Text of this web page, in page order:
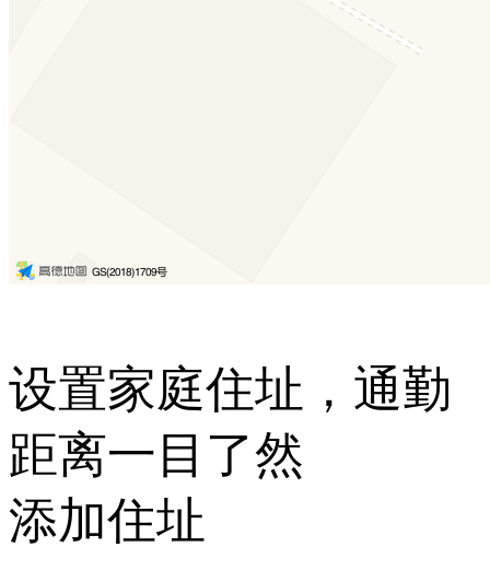
设置家庭住址，通勤
距离一目了然
添加住址